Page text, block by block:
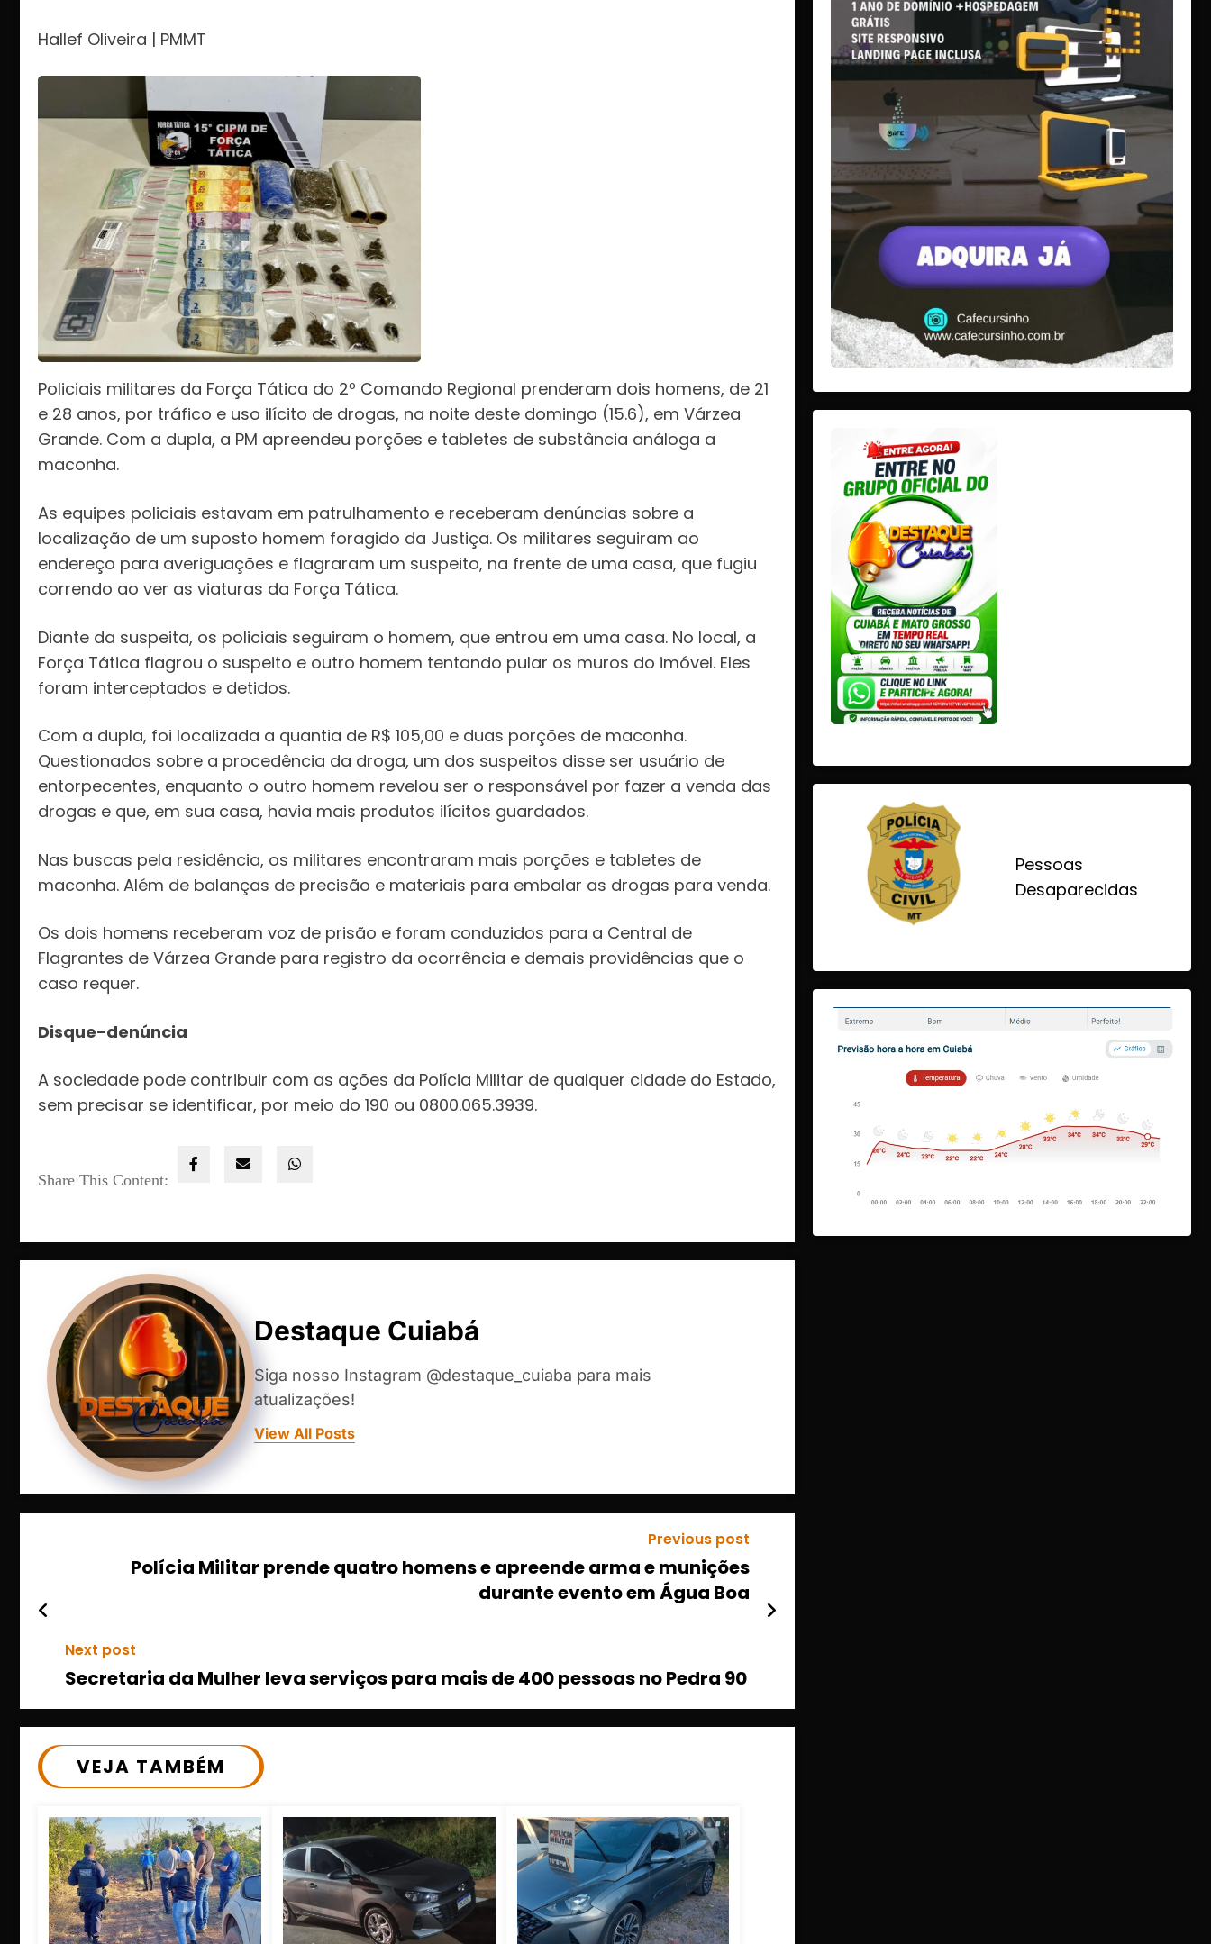
Hallef Oliveira | PMMT
Policiais militares da Força Tática do 2º Comando Regional prenderam dois homens, de 21
e 28 anos, por tráfico e uso ilícito de drogas, na noite deste domingo (15.6), em Várzea
Grande. Com a dupla, a PM apreendeu porções e tabletes de substância análoga a
maconha.
As equipes policiais estavam em patrulhamento e receberam denúncias sobre a
localização de um suposto homem foragido da Justiça. Os militares seguiram ao
endereço para averiguações e flagraram um suspeito, na frente de uma casa, que fugiu
correndo ao ver as viaturas da Força Tática.
Diante da suspeita, os policiais seguiram o homem, que entrou em uma casa. No local, a
Força Tática flagrou o suspeito e outro homem tentando pular os muros do imóvel. Eles
foram interceptados e detidos.
Com a dupla, foi localizada a quantia de R$ 105,00 e duas porções de maconha.
Questionados sobre a procedência da droga, um dos suspeitos disse ser usuário de
entorpecentes, enquanto o outro homem revelou ser o responsável por fazer a venda das
drogas e que, em sua casa, havia mais produtos ilícitos guardados.
Nas buscas pela residência, os militares encontraram mais porções e tabletes de
maconha. Além de balanças de precisão e materiais para embalar as drogas para venda.
Os dois homens receberam voz de prisão e foram conduzidos para a Central de
Flagrantes de Várzea Grande para registro da ocorrência e demais providências que o
caso requer.
Disque-denúncia
A sociedade pode contribuir com as ações da Polícia Militar de qualquer cidade do Estado,
sem precisar se identificar, por meio do 190 ou 0800.065.3939.
Share This Content:
Destaque Cuiabá
Siga nosso Instagram @destaque_cuiaba para mais
atualizações!
View All Posts
Previous post
Polícia Militar prende quatro homens e apreende arma e munições
durante evento em Água Boa
Next post
Secretaria da Mulher leva serviços para mais de 400 pessoas no Pedra 90
VEJA TAMBÉM
Pessoas
Desaparecidas